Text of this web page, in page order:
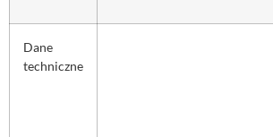
Dane
techniczne